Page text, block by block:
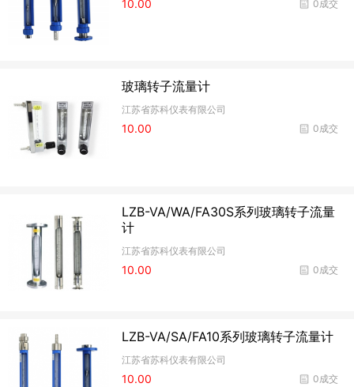
0成交
10.00
玻璃转子流量计
江苏省苏科仪表有限公司
0成交
10.00
LZB-VA/WA/FA30S系列玻璃转子流量
计
江苏省苏科仪表有限公司
0成交
10.00
LZB-VA/SA/FA10系列玻璃转子流量计
江苏省苏科仪表有限公司
0成交
10.00